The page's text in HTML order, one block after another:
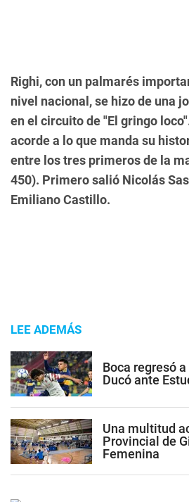
Righi,con un palmarés
nivel nacional , se hizo de una
en el circuito de "El gringo
acorde a lo que manda su
entre los tres primeros de la
450). Primero salió Nicolás
Emiliano Castillo.
LEE ADEMÁS
Boca regresó
Ducó ante
Una multitud
Provincial de
Femenina